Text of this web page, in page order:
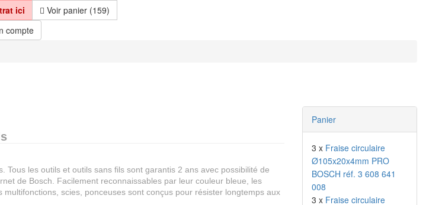
ici
Voir panier (159)
compte
Tous les outils et outils sans fils sont garantis 2 ans avec possibilité de
de Bosch. Facilement reconnaissables par leur couleur bleue, les
scies, ponceuses sont conçus pour résister longtemps aux
Panier
3 x Fraise circulaire
Ø105x20x4mm PRO
BOSCH réf. 3 608 641
008
3 x Fraise circulaire